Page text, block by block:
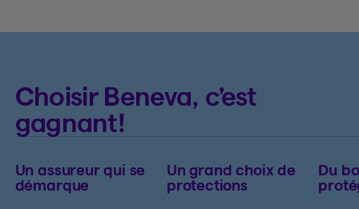
Choisir Beneva, c’est
gagnant!
Un assureur qui se
démarque
Un grand choix de
protections
Du